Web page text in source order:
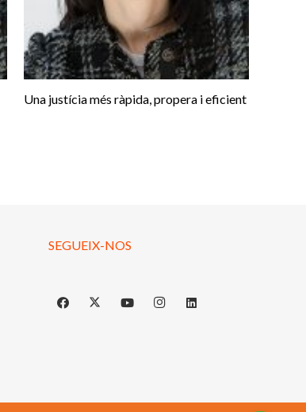
Una justícia més ràpida, propera i eficient
SEGUEIX-NOS